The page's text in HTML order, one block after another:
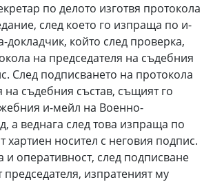
по делото изготвя протокола
след което го изпраща по и-
докладчик, който след проверка,
на председателя на съдебния
След подписването на протокола
на съдебния състав, същият го
и-мейл на Военно-
а веднага след това изпраща по
хартиен носител с неговия подпис.
и оперативност, след подписване
председателя, изпратеният му